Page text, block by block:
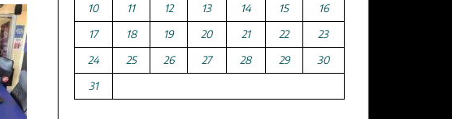
10
11 12 13 14 15
16
17
18 19 20 21 22
23
24
25 26 27 28 29
30
31